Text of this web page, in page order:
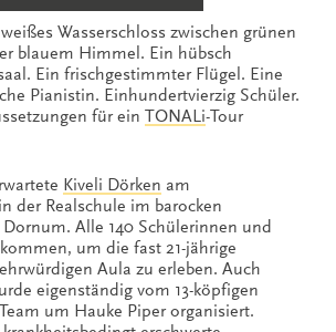
Wasserschloss zwischen grünen
blauem Himmel. Ein hübsch
Ein frischgestimmter Flügel. Eine
Pianistin. Einhundertvierzig Schüler.
für ein TONALi-Tour
Kiveli Dörken am
der Realschule im barocken
Alle 140 Schülerinnen und
um die fast 21-jährige
Aula zu erleben. Auch
eigenständig vom 13-köpfigen
um Hauke Piper organisiert.